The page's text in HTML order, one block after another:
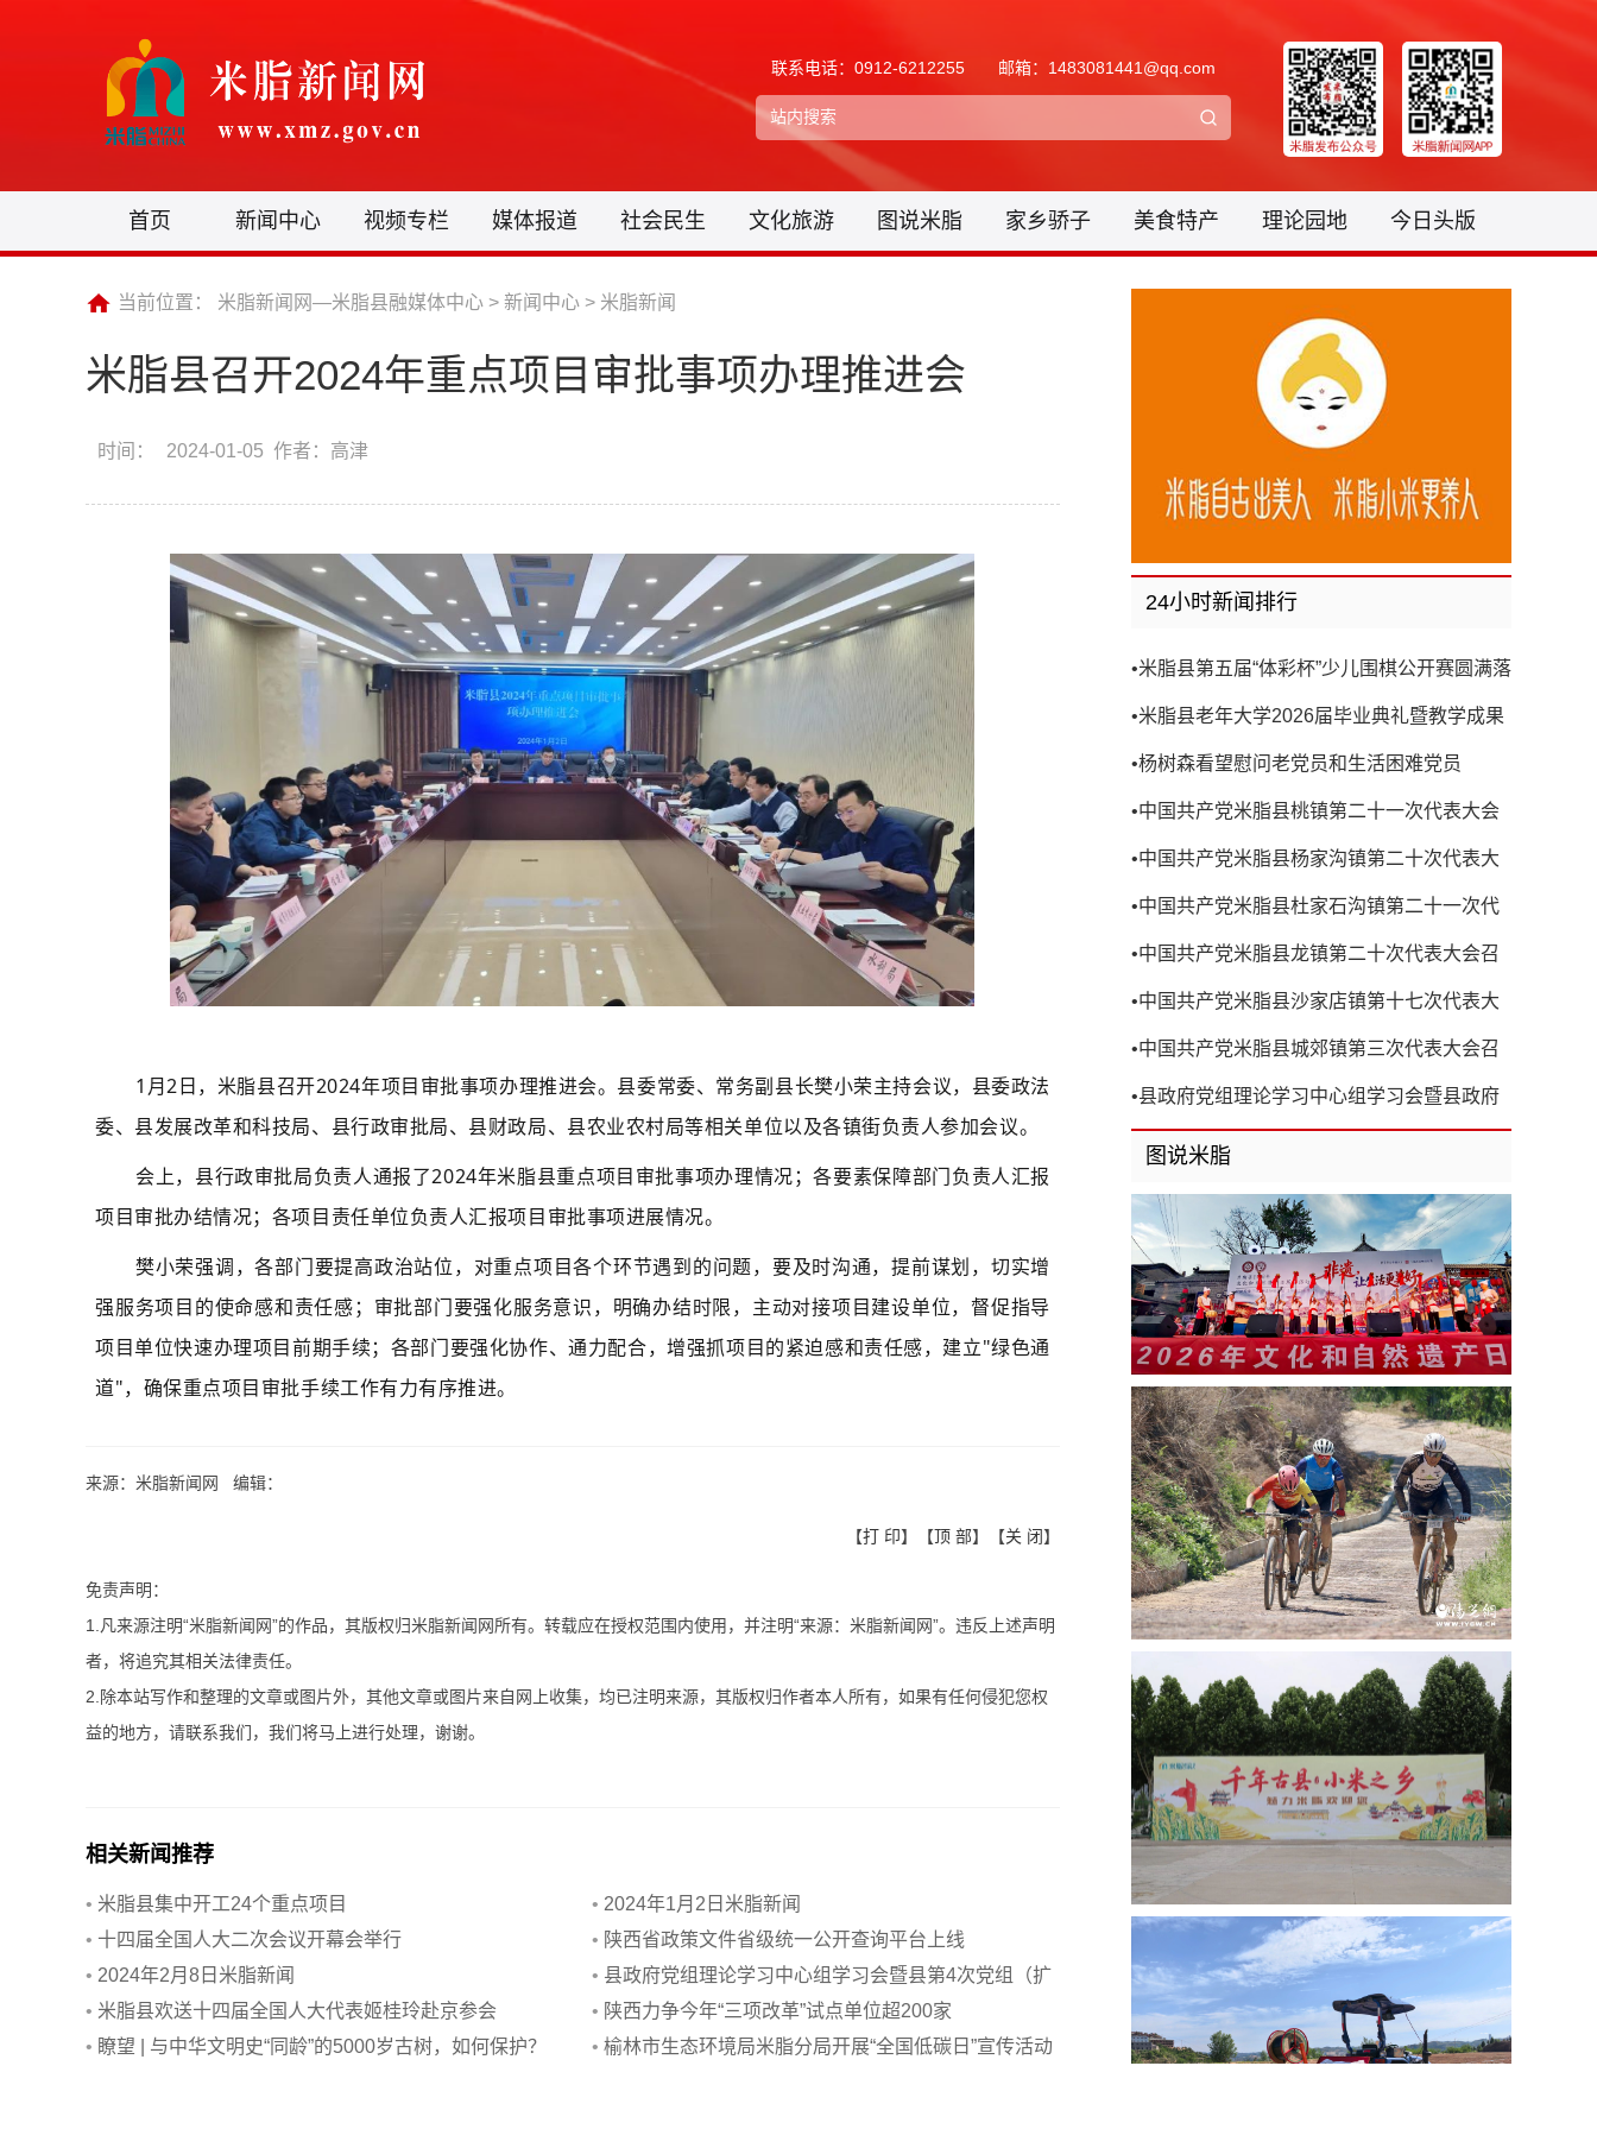
联系电话：0912-6212255 邮箱：1483081441@qq.com
首页 新闻中心 视频专栏 媒体报道 社会民生 文化旅游 图说米脂 家乡骄子 美食特产 理论园地 今日头版
当前位置： 米脂新闻网—米脂县融媒体中心 > 新闻中心 > 米脂新闻
米脂县召开2024年重点项目审批事项办理推进会
时间： 2024-01-05 作者：高津
1月2日，米脂县召开2024年项目审批事项办理推进会。县委常委、常务副县长樊小荣主持会议，县委政法
委、县发展改革和科技局、县行政审批局、县财政局、县农业农村局等相关单位以及各镇街负责人参加会议。
会上，县行政审批局负责人通报了2024年米脂县重点项目审批事项办理情况；各要素保障部门负责人汇报
项目审批办结情况；各项目责任单位负责人汇报项目审批事项进展情况。
樊小荣强调，各部门要提高政治站位，对重点项目各个环节遇到的问题，要及时沟通，提前谋划，切实增
强服务项目的使命感和责任感；审批部门要强化服务意识，明确办结时限，主动对接项目建设单位，督促指导
项目单位快速办理项目前期手续；各部门要强化协作、通力配合，增强抓项目的紧迫感和责任感，建立"绿色通
道"，确保重点项目审批手续工作有力有序推进。
来源：米脂新闻网 编辑：
【打 印】【顶 部】【关 闭】
免责声明：
1.凡来源注明“米脂新闻网”的作品，其版权归米脂新闻网所有。转载应在授权范围内使用，并注明“来源：米脂新闻网”。违反上述声明
者，将追究其相关法律责任。
2.除本站写作和整理的文章或图片外，其他文章或图片来自网上收集，均已注明来源，其版权归作者本人所有，如果有任何侵犯您权
益的地方，请联系我们，我们将马上进行处理，谢谢。
相关新闻推荐
• 米脂县集中开工24个重点项目 • 2024年1月2日米脂新闻
• 十四届全国人大二次会议开幕会举行 • 陕西省政策文件省级统一公开查询平台上线
• 2024年2月8日米脂新闻 • 县政府党组理论学习中心组学习会暨县第4次党组（扩
大）会议召开
• 米脂县欢送十四届全国人大代表姬桂玲赴京参会 • 陕西力争今年“三项改革”试点单位超200家
• 瞭望 | 与中华文明史“同龄”的5000岁古树，如何保护？ • 榆林市生态环境局米脂分局开展“全国低碳日”宣传活动
24小时新闻排行
•米脂县第五届“体彩杯”少儿围棋公开赛圆满落
•米脂县老年大学2026届毕业典礼暨教学成果
•杨树森看望慰问老党员和生活困难党员
•中国共产党米脂县桃镇第二十一次代表大会
•中国共产党米脂县杨家沟镇第二十次代表大
•中国共产党米脂县杜家石沟镇第二十一次代
•中国共产党米脂县龙镇第二十次代表大会召
•中国共产党米脂县沙家店镇第十七次代表大
•中国共产党米脂县城郊镇第三次代表大会召
•县政府党组理论学习中心组学习会暨县政府
第8次党组（扩大）会议召开
图说米脂